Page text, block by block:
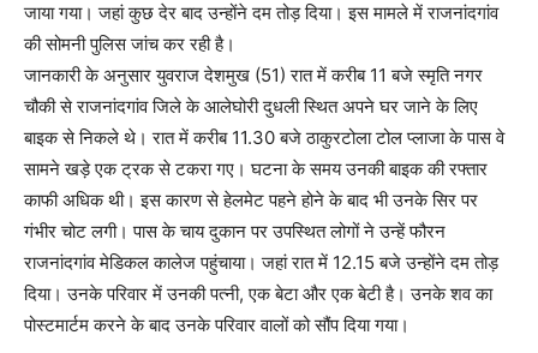
जाया गया। जहां कुछ देर बाद उन्होंने दम तोड़ दिया। इस मामले में राजनांदगांव
की सोमनी पुलिस जांच कर रही है।
जानकारी के अनुसार युवराज देशमुख (51) रात में करीब 11 बजे स्मृति नगर
चौकी से राजनांदगांव जिले के आलेघोरी दुधली स्थित अपने घर जाने के लिए
बाइक से निकले थे। रात में करीब 11.30 बजे ठाकुरटोला टोल प्लाजा के पास वे
सामने खड़े एक ट्रक से टकरा गए। घटना के समय उनकी बाइक की रफ्तार
काफी अधिक थी। इस कारण से हेलमेट पहने होने के बाद भी उनके सिर पर
गंभीर चोट लगी। पास के चाय दुकान पर उपस्थित लोगों ने उन्हें फौरन
राजनांदगांव मेडिकल कालेज पहुंचाया। जहां रात में 12.15 बजे उन्होंने दम तोड़
दिया। उनके परिवार में उनकी पत्नी, एक बेटा और एक बेटी है। उनके शव का
पोस्टमार्टम करने के बाद उनके परिवार वालों को सौंप दिया गया।